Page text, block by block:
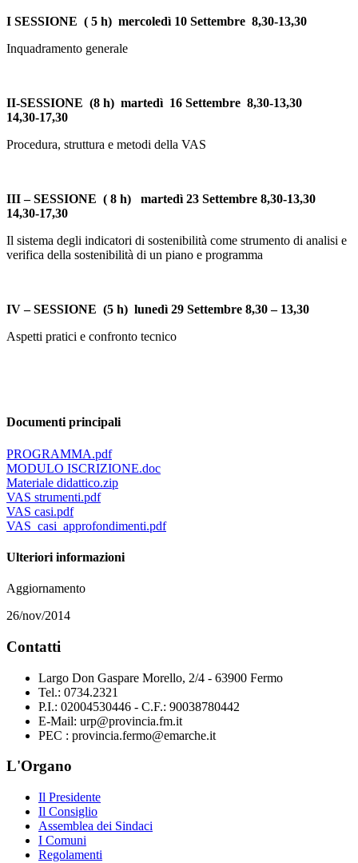
I SESSIONE ( 5 h) mercoledì 10 Settembre 8,30-13,30
Inquadramento generale
II-SESSIONE (8 h) martedì 16 Settembre 8,30-13,30
14,30-17,30
Procedura, struttura e metodi della VAS
III – SESSIONE ( 8 h) martedì 23 Settembre 8,30-13,30
14,30-17,30
Il sistema degli indicatori di sostenibilità come strumento di analisi e
verifica della sostenibilità di un piano e programma
IV – SESSIONE (5 h) lunedì 29 Settembre 8,30 – 13,30
Aspetti pratici e confronto tecnico
Documenti principali
PROGRAMMA.pdf
MODULO ISCRIZIONE.doc
Materiale didattico.zip
VAS strumenti.pdf
VAS casi.pdf
VAS_casi_approfondimenti.pdf
Ulteriori informazioni
Aggiornamento
26/nov/2014
Contatti
Largo Don Gaspare Morello, 2/4 - 63900 Fermo
Tel.: 0734.2321
P.I.: 02004530446 - C.F.: 90038780442
E-Mail: urp@provincia.fm.it
PEC : provincia.fermo@emarche.it
L'Organo
Il Presidente
Il Consiglio
Assemblea dei Sindaci
I Comuni
Regolamenti